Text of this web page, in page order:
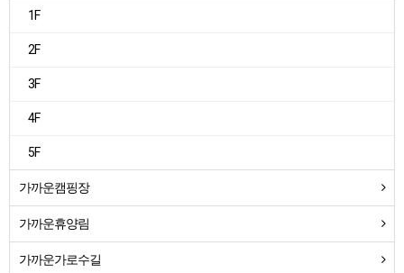
1F
2F
3F
4F
5F
가까운캠핑장
가까운휴양림
가까운가로수길